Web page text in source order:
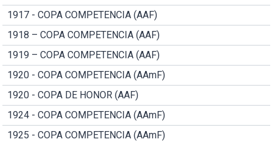
1917 - COPA COMPETENCIA (AAF)
1918 – COPA COMPETENCIA (AAF)
1919 – COPA COMPETENCIA (AAF)
1920 - COPA COMPETENCIA (AAmF)
1920 - COPA DE HONOR (AAF)
1924 - COPA COMPETENCIA (AAmF)
1925 - COPA COMPETENCIA (AAmF)